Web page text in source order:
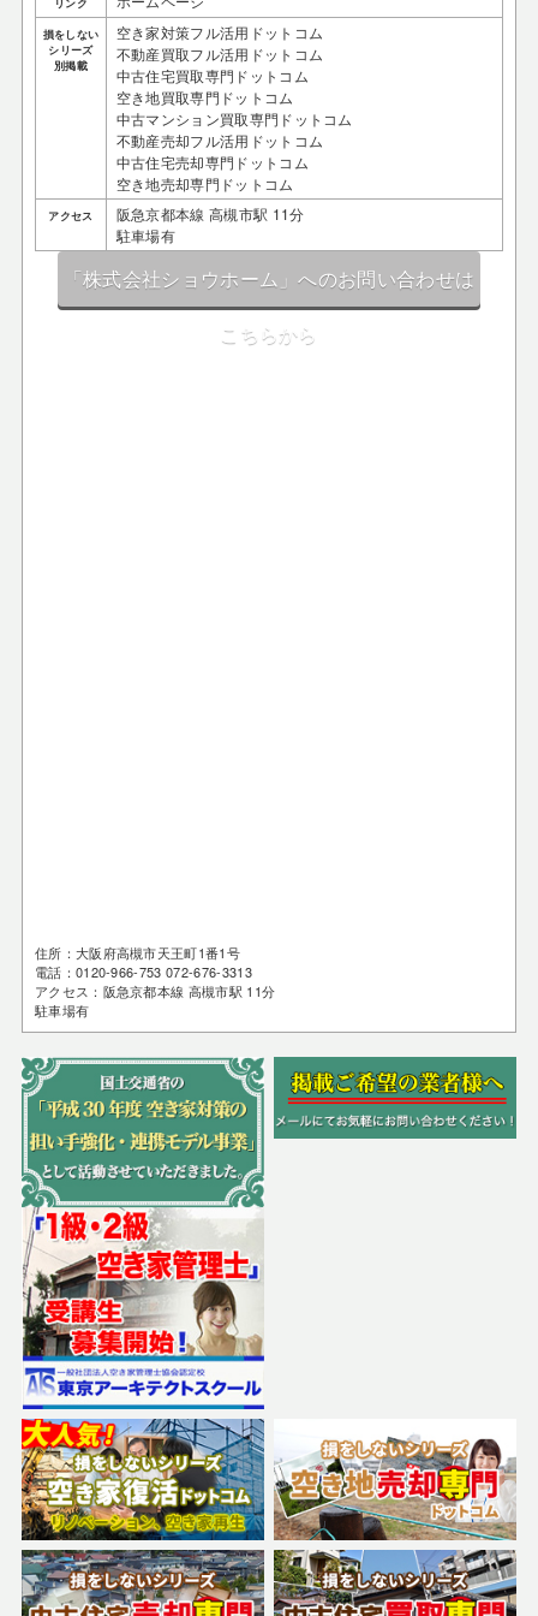
リンク
損をしない
シリーズ
別掲載
空き家対策フル活用ドットコム
不動産買取フル活用ドットコム
中古住宅買取専門ドットコム
空き地買取専門ドットコム
中古マンション買取専門ドットコム
不動産売却フル活用ドットコム
中古住宅売却専門ドットコム
空き地売却専門ドットコム
アクセス
阪急京都本線 高槻市駅 11分
駐車場有
「株式会社ショウホーム」へのお問い合わせは
こちらから
住所：大阪府高槻市天王町1番1号
電話：0120-966-753 072-676-3313
アクセス：阪急京都本線 高槻市駅 11分
駐車場有